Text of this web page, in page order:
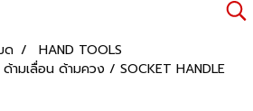
ด
HAND TOOLS
ามเลื่อน ด้ามควง / SOCKET HANDLE